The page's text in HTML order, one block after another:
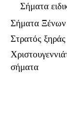
Σήματα
Σήματα
Στρατός ξηράς
σήματα